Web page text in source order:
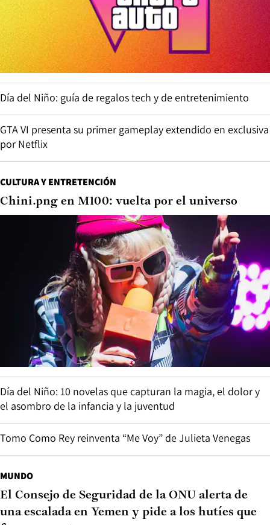
Día del Niño: guía de regalos tech y de entretenimiento
GTA VI presenta su primer gameplay extendido en exclusiva
por Netflix
CULTURA Y ENTRETENCIÓN
Chini.png en M100: vuelta por el universo
Día del Niño: 10 novelas que capturan la magia, el dolor y
el asombro de la infancia y la juventud
Tomo Como Rey reinventa “Me Voy” de Julieta Venegas
MUNDO
El Consejo de Seguridad de la ONU alerta de
una escalada en Yemen y pide a los hutíes que